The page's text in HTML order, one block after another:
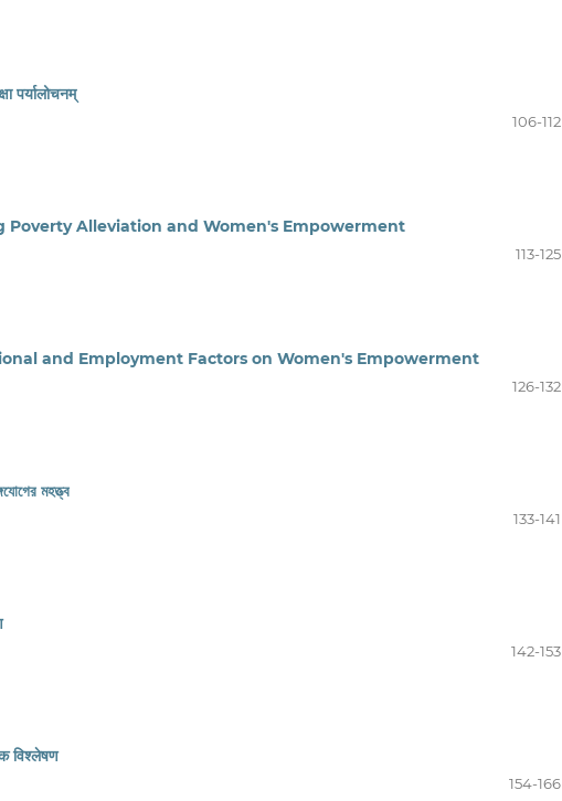
पर्यालोचनम्
106-112
Poverty Alleviation and Women's Empowerment
113-125
and Employment Factors on Women's Empowerment
126-132
মহত্ত্ব
133-141
142-153
विश्लेषण
154-166